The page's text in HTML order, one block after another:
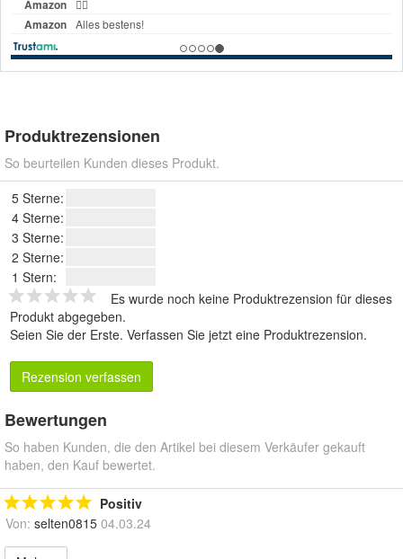
Produktrezensionen
So beurteilen Kunden dieses Produkt.
5 Sterne:
4 Sterne:
3 Sterne:
2 Sterne:
1 Stern:
Es wurde noch keine Produktrezension für dieses
Produkt abgegeben.
Seien Sie der Erste. Verfassen Sie jetzt eine Produktrezension.
Rezension verfassen
Bewertungen
So haben Kunden, die den Artikel bei diesem Verkäufer gekauft
haben, den Kauf bewertet.
Positiv
Von: selten0815 04.03.24